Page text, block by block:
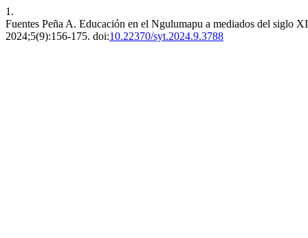
1.
Fuentes Peña A. Educación en el Ngulumapu a mediados del siglo
2024;5(9):156-175. doi:10.22370/syt.2024.9.3788